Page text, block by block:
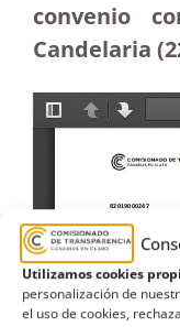
Utilizamos cookies
personalización de
el uso de cookies,
convenio
Candelaria